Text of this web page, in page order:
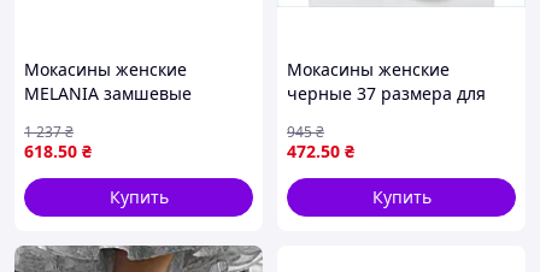
Мокасины женские
MELANIA замшевые
стиля с амортизацией и
дышащей подкладкой
618.50 ₴
1 237₴
Купить
Мокасины женские
черные 37 размера для
стильная обувь ТМ
GIPANIS
472.50 ₴
945₴
Купить